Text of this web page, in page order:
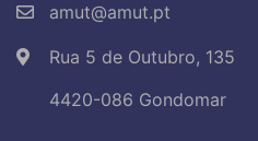
amut@amut.pt
Rua 5 de Outubro, 135
4420-086 Gondomar